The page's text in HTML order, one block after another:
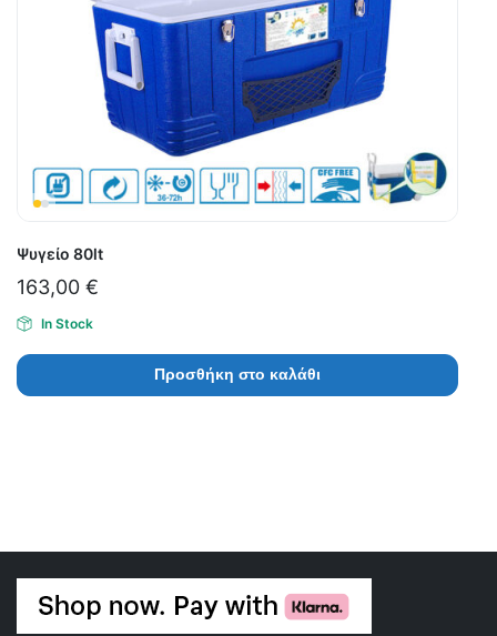
Ψυγείο 80lt
163,00 €
In Stock
Προσθήκη στο καλάθι